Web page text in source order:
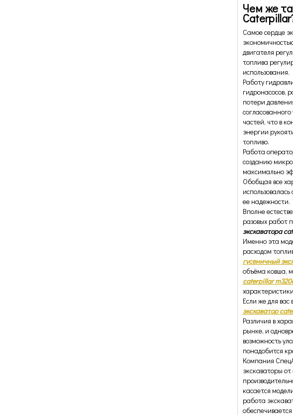
Чем же
Самое сердце
двигателя
топлива
использования.
Работу
гидронасосов,
потери
частей, что в
энергии
топливо.
Работа
созданию
максимально
Обобщая все
ее надежности.
Вполне
разовых работ
экскаватора
Именно эта
расходом
гусеничный
объёма ковша,
caterpillar
Если же для
экскаватор
Различия в
рынке, и
возможность
понадобится
Компания
экскаваторы
касается
работа